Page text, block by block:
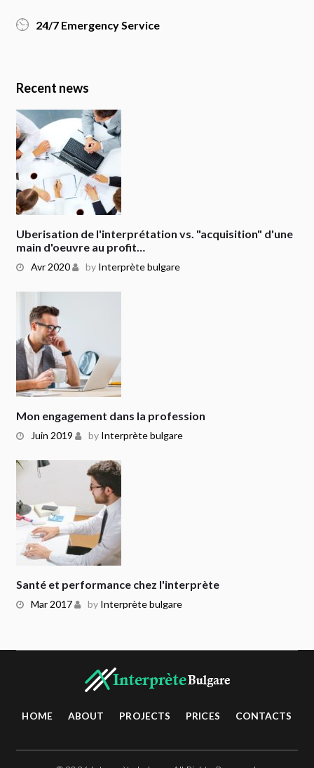
24/7 Emergency Service
Recent news
Avr 2020 by Interprète bulgare
Uberisation de l'interprétation vs. "acquisition" d'une
main d'oeuvre au profit…
Juin 2019 by Interprète bulgare
Mon engagement dans la profession
Mar 2017 by Interprète bulgare
Santé et performance chez l'interprète
HOME ABOUT PROJECTS PRICES CONTACTS